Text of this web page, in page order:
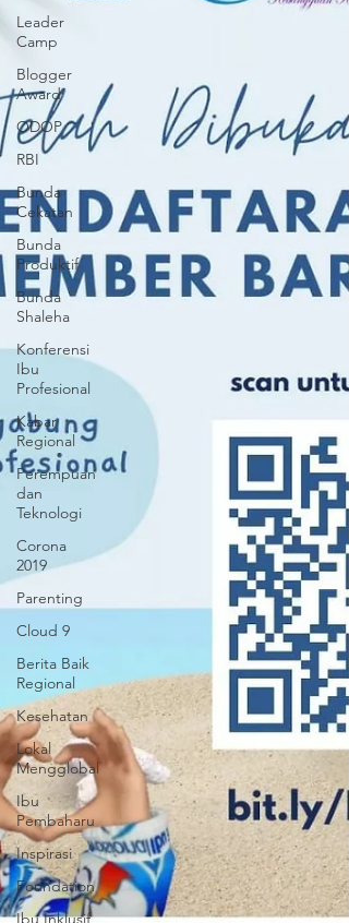
Leader
Camp
Blogger
Award
ODOP
RBI
Bunda
Cekatan
Bunda
Produktif
Bunda
Shaleha
Konferensi
Ibu
Profesional
Kabar
Regional
Perempuan
dan
Teknologi
Corona
2019
Parenting
Cloud 9
Berita Baik
Regional
Kesehatan
Lokal
Mengglobal
Ibu
Pembaharu
Inspirasi
Foundation
Ibu Inklusif